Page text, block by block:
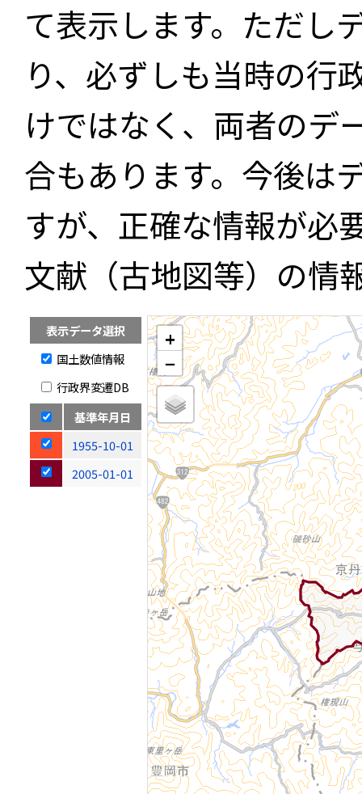
て表示します。ただし
り、必ずしも当時の行
けではなく、両者のデ
合もあります。今後は
すが、正確な情報が必
文献（古地図等）の情
表示データ選択
国土数値情報
行政界変遷DB
基準年月日
1955-10-01
2005-01-01
+
−